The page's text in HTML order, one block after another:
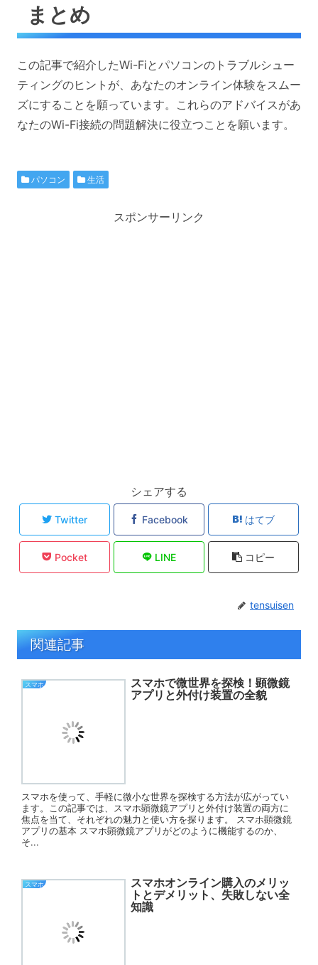
まとめ
この記事で紹介したWi-Fiとパソコンのトラブルシュー
ティングのヒントが、あなたのオンライン体験をスムー
ズにすることを願っています。これらのアドバイスがあ
なたのWi-Fi接続の問題解決に役立つことを願います。
パソコン 生活
スポンサーリンク
シェアする
Twitter Facebook はてブ
Pocket LINE コピー
tensuisen
関連記事
スマホ
スマホで微世界を探検！顕微鏡
アプリと外付け装置の全貌
スマホを使って、手軽に微小な世界を探検する方法が広がってい
ます。この記事では、スマホ顕微鏡アプリと外付け装置の両方に
焦点を当て、それぞれの魅力と使い方を探ります。 スマホ顕微鏡
アプリの基本 スマホ顕微鏡アプリがどのように機能するのか、
そ...
スマホ
スマホオンライン購入のメリッ
トとデメリット、失敗しない全
知識